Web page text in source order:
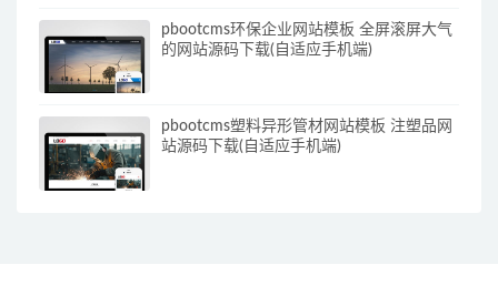
pbootcms环保企业网站模板 全屏滚屏大气
的网站源码下载(自适应手机端)
pbootcms塑料异形管材网站模板 注塑品网
站源码下载(自适应手机端)